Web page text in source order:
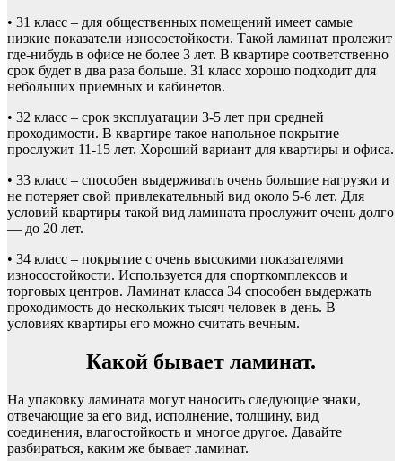
• 31 класс – для общественных помещений имеет самые
низкие показатели износостойкости. Такой ламинат пролежит
где-нибудь в офисе не более 3 лет. В квартире соответственно
срок будет в два раза больше. 31 класс хорошо подходит для
небольших приемных и кабинетов.
• 32 класс – срок эксплуатации 3-5 лет при средней
проходимости. В квартире такое напольное покрытие
прослужит 11-15 лет. Хороший вариант для квартиры и офиса.
• 33 класс – способен выдерживать очень большие нагрузки и
не потеряет свой привлекательный вид около 5-6 лет. Для
условий квартиры такой вид ламината прослужит очень долго
— до 20 лет.
• 34 класс – покрытие с очень высокими показателями
износостойкости. Используется для спорткомплексов и
торговых центров. Ламинат класса 34 способен выдержать
проходимость до нескольких тысяч человек в день. В
условиях квартиры его можно считать вечным.
Какой бывает ламинат.
На упаковку ламината могут наносить следующие знаки,
отвечающие за его вид, исполнение, толщину, вид
соединения, влагостойкость и многое другое. Давайте
разбираться, каким же бывает ламинат.